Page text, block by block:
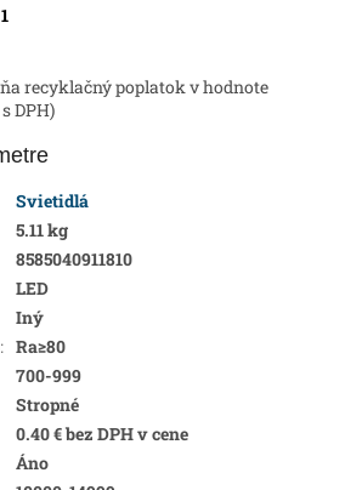
1
recyklačný poplatok v hodnote
DPH)
Svietidlá
5.11 kg
8585040911810
LED
Iný
: Ra≥80
700-999
Stropné
0.40 € bez DPH v cene
Áno